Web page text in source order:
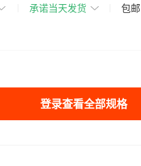
承诺当天发货 包邮
登录查看全部规格